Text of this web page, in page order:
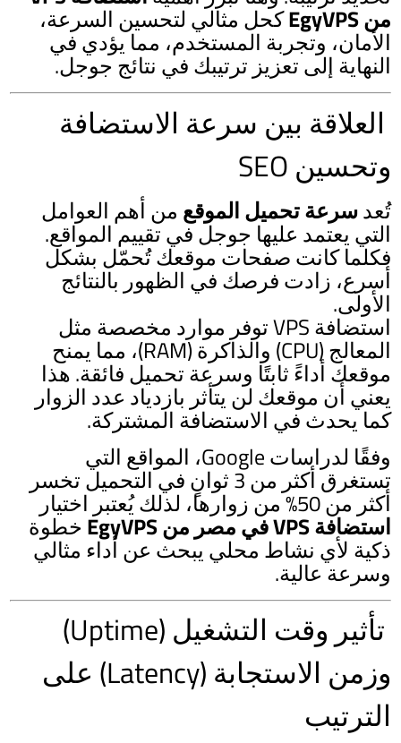
من EgyVPS كحل مثالي لتحسين السرعة،
الأمان، وتجربة المستخدم، مما يؤدي في
النهاية إلى تعزيز ترتيبك في نتائج جوجل.
العلاقة بين سرعة الاستضافة
وتحسين SEO
تُعدسرعة تحميل الموقع من أهم العوامل
التي يعتمد عليها جوجل في تقييم المواقع.
فكلما كانت صفحات موقعك تُحمّل بشكل
أسرع، زادت فرصك في الظهور بالنتائج
الأولى.
استضافة VPS توفر موارد مخصصة مثل
المعالج (CPU) والذاكرة (RAM)، مما يمنح
موقعك أداءً ثابتًا وسرعة تحميل فائقة. هذا
يعني أن موقعك لن يتأثر بازدياد عدد الزوار
كما يحدث في الاستضافة المشتركة.
وفقًا لدراسات Google، المواقع التي
تستغرق أكثر من 3 ثوانٍ في التحميل تخسر
أكثر من 50% من زوارها، لذلك يُعتبر اختيار
استضافة VPS في مصر من EgyVPS خطوة
ذكية لأي نشاط محلي يبحث عن أداء مثالي
وسرعة عالية.
تأثير وقت التشغيل (Uptime)
وزمن الاستجابة (Latency) على
الترتيب